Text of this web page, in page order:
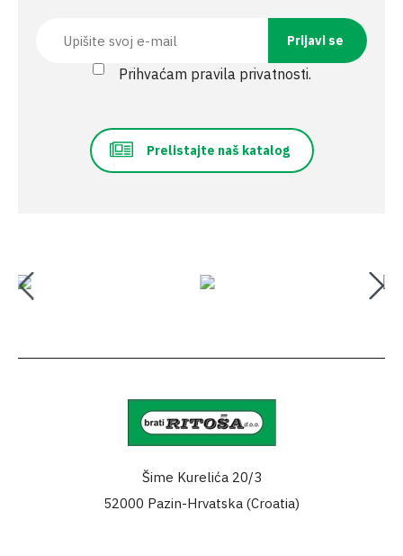
Prihvaćam pravila privatnosti.
Prelistajte naš katalog
Šime Kurelića 20/3
52000 Pazin-Hrvatska (Croatia)